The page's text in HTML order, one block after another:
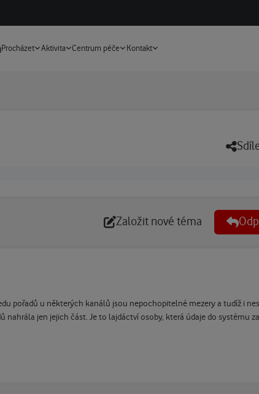
Procházet Aktivita Centrum péče Kontakt
Založit nové téma
pořadů u některých kanálů jsou nepochopitelné mezery a tudíž i
jen jejich část. Je to lajdáctví osoby, která údaje do systému